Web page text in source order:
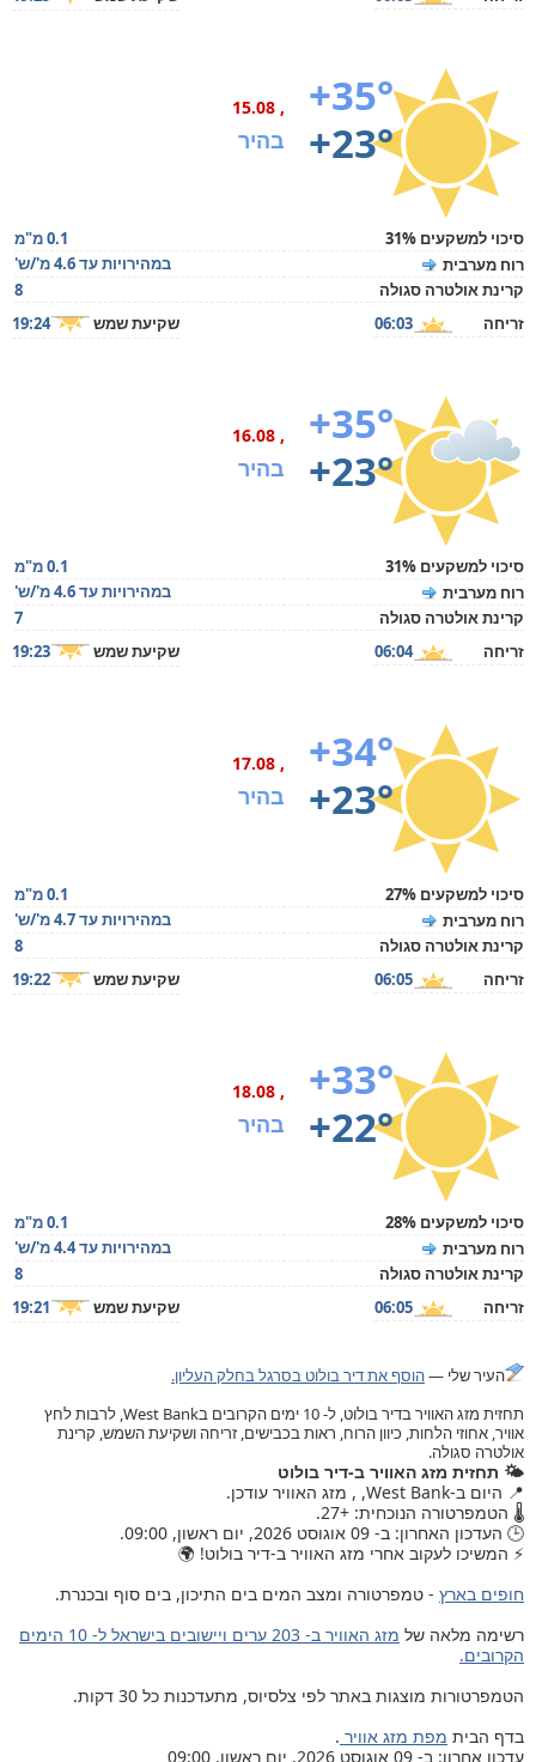
+35°
+23°
, 15.08
בהיר
סיכוי למשקעים 31%
0.1 מ"מ
רוח מערבית
במהירויות עד 4.6 מ'/ש'
קרינת אולטרה סגולה
8
זריחה
06:03 שקיעת שמש 19:24
+35°
+23°
, 16.08
בהיר
סיכוי למשקעים 31%
0.1 מ"מ
רוח מערבית
במהירויות עד 4.6 מ'/ש'
קרינת אולטרה סגולה
7
זריחה
06:04 שקיעת שמש 19:23
+34°
+23°
, 17.08
בהיר
סיכוי למשקעים 27%
0.1 מ"מ
רוח מערבית
במהירויות עד 4.7 מ'/ש'
קרינת אולטרה סגולה
8
זריחה
06:05 שקיעת שמש 19:22
+33°
+22°
, 18.08
בהיר
סיכוי למשקעים 28%
0.1 מ"מ
רוח מערבית
במהירויות עד 4.4 מ'/ש'
קרינת אולטרה סגולה
8
זריחה
06:05 שקיעת שמש 19:21
העיר שלי —הוסף את דיר בולוט בסרגל בחלק העליון.
תחזית מזג האוויר בדיר בולוט, ל- 10 ימים הקרובים בWest Bank, לרבות לחץ
אוויר, אחוזי הלחות, כיוון הרוח, ראות בכבישים, זריחה ושקיעת השמש, קרינת
אולטרה סגולה.
🌤️ תחזית מזג האוויר ב-דיר בולוט
📍 היום ב-West Bank, , מזג האוויר עודכן.
🌡️ הטמפרטורה הנוכחית: +27.
🕒 העדכון האחרון: ב- 09 אוגוסט 2026, יום ראשון, 09:00.
⚡ המשיכו לעקוב אחרי מזג האוויר ב-דיר בולוט! 🌍
חופים בארץ - טמפרטורה ומצב המים בים התיכון, בים סוף ובכנרת.
רשימה מלאה של
מזג האוויר ב- 203 ערים ויישובים בישראל ל- 10 הימים
הקרובים.
הטמפרטורות מוצגות באתר לפי צלסיוס, מתעדכנות כל 30 דקות.
בדף הבית מפת מזג אוויר .
עדכון אחרון: ב- 09 אוגוסט 2026, יום ראשון, 09:00